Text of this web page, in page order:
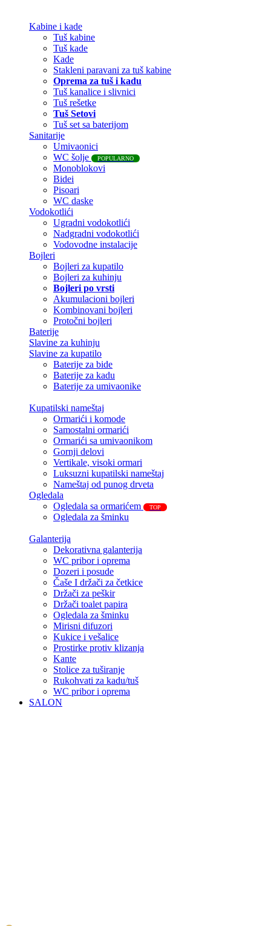
Kabine i kade
Tuš kabine
Tuš kade
Kade
Stakleni paravani za tuš kabine
Oprema za tuš i kadu
Tuš kanalice i slivnici
Tuš rešetke
Tuš Setovi
Tuš set sa baterijom
Sanitarije
Umivaonici
WC šolje
POPULARNO
Monoblokovi
Bidei
Pisoari
WC daske
Vodokotlići
Ugradni vodokotlići
Nadgradni vodokotlići
Vodovodne instalacije
Bojleri
Bojleri za kupatilo
Bojleri za kuhinju
Bojleri po vrsti
Akumulacioni bojleri
Kombinovani bojleri
Protočni bojleri
Baterije
Slavine za kuhinju
Slavine za kupatilo
Baterije za bide
Baterije za kadu
Baterije za umivaonike
Kupatilski nameštaj
Ormarići i komode
Samostalni ormarići
Ormarići sa umivaonikom
Gornji delovi
Vertikale, visoki ormari
Luksuzni kupatilski nameštaj
Nameštaj od punog drveta
Ogledala
Ogledala sa ormarićem
TOP
Ogledala za šminku
Galanterija
Dekorativna galanterija
WC pribor i oprema
Dozeri i posude
Čaše I držači za četkice
Držači za peškir
Držači toalet papira
Ogledala za šminku
Mirisni difuzori
Kukice i vešalice
Prostirke protiv klizanja
Kante
Stolice za tuširanje
Rukohvati za kadu/tuš
WC pribor i oprema
SALON